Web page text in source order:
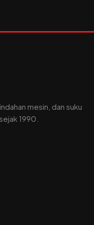
mesin, dan suku
1990.